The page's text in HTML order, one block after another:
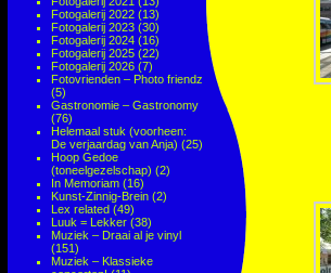
Fotogalerij 2022 (13)
Fotogalerij 2023 (30)
Fotogalerij 2024 (16)
Fotogalerij 2025 (22)
Fotogalerij 2026 (7)
Fotovrienden – Photo friendz
(5)
Gastronomie – Gastronomy
(76)
Helemaal stuk (voorheen:
De verjaardag van Anja) (25)
Hoop Gedoe
(toneelgezelschap) (2)
In Memoriam (16)
Kunst-Zinnig-Brein (2)
Lex related (49)
Luuk = Lekker (38)
Muziek – Draai al je vinyl
(151)
Muziek – Klassieke